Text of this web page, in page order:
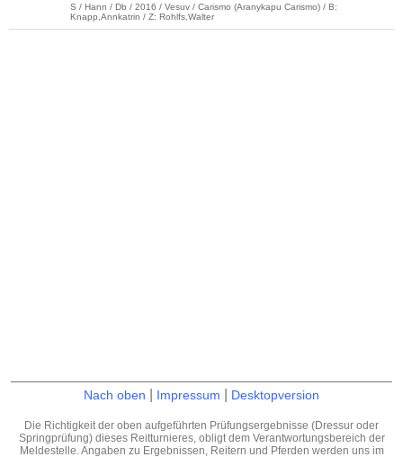
S / Hann / Db / 2016 / Vesuv / Carismo (Aranykapu Carismo) / B:
Knapp,Annkatrin / Z: Rohlfs,Walter
Nach oben Impressum Desktopversion
Die Richtigkeit der oben aufgeführten Prüfungsergebnisse (Dressur oder
Springprüfung) dieses Reitturnieres, obligt dem Verantwortungsbereich der
Meldestelle. Angaben zu Ergebnissen, Reitern und Pferden werden uns im